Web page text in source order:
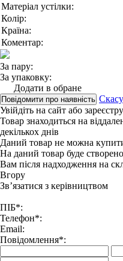
Матеріал устілки:
Колір:
Країна:
Коментар:
За пару:
За упаковку:
Додати в обране
Повідомити про наявність
Увійдіть на сайт або
Товар знаходиться на
декількох днів
Даний товар не можна
На даний товар буде
Вам після надходження на
Вгору
Зв’язатися з керівництвом
ПІБ*:
Телефон*:
Email:
Повідомлення*: